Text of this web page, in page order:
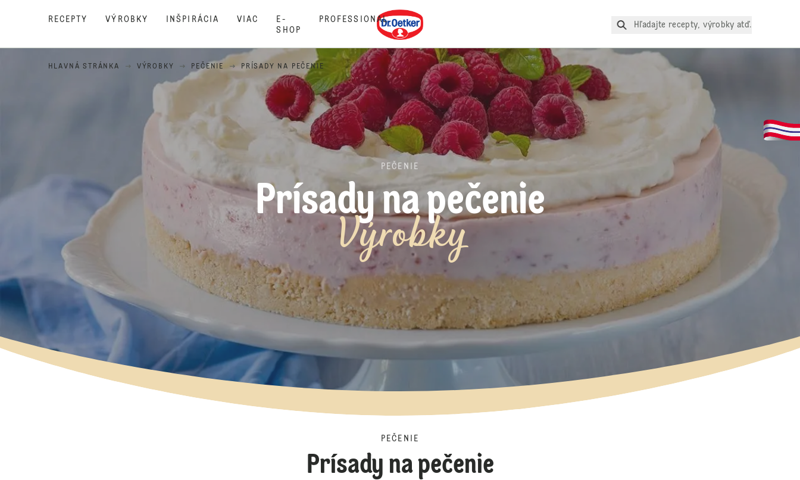
RECEPTY VÝROBKY INŠPIRÁCIA VIAC
E-
SHOP
PROFESSIONAL Dr. Oetker
Hľadajte recepty, výrobky atď.
HLAVNÁ STRÁNKA VÝROBKY PEČENIE PRÍSADY NA PEČENIE
PEČENIE
Prísady na pečenie
Výrobky
PEČENIE
Prísady na pečenie